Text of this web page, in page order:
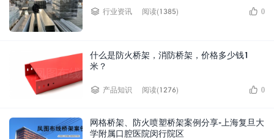
行业资讯 阅读(1385) 0
什么是防火桥架，消防桥架，价格多少钱1
米？
产品知识 阅读(1276) 0
网格桥架、防火喷塑桥架案例分享-上海复旦大
学附属口腔医院闵行院区